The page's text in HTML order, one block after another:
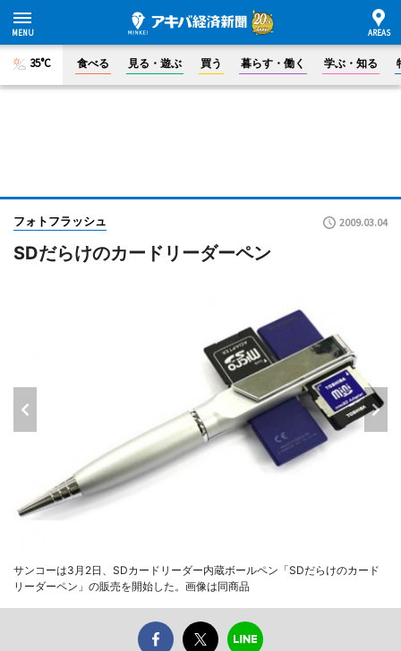
35°C 食べる 見る・遊ぶ 買う 暮らす・働く 学ぶ・知る
フォトフラッシュ 2009.03.04
SDだらけのカードリーダーペン
サンコーは3月2日、SDカードリーダー内蔵ボールペン「SDだらけのカード
リーダーペン」の販売を開始した。画像は同商品